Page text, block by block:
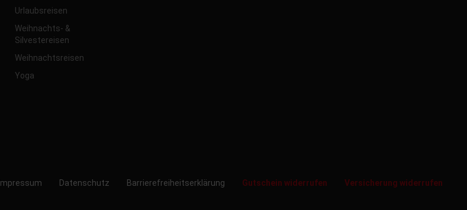
Urlaubsreisen
Weihnachts- &
Silvestereisen
Weihnachtsreisen
Yoga
Impressum Datenschutz Barrierefreiheitserklärung Gutschein widerrufen Versicherung widerrufen